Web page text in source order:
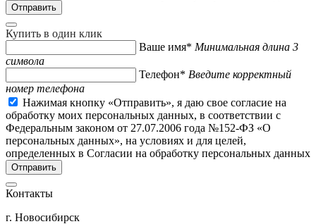
Купить в один клик
Ваше имя* Минимальная длина 3
символа
Телефон* Введите корректный
номер телефона
Нажимая кнопку «Отправить», я даю свое согласие на
обработку моих персональных данных, в соответствии с
Федеральным законом от 27.07.2006 года №152-ФЗ «О
персональных данных», на условиях и для целей,
определенных в Согласии на обработку персональных данных
Контакты
г. Новосибирск